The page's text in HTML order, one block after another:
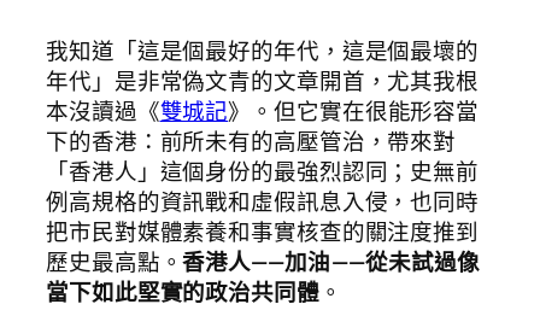
我知道「這是個最好的年代，這是個最壞的
年代」是非常偽文青的文章開首，尤其我根
本沒讀過《雙城記》。但它實在很能形容當
下的香港：前所未有的高壓管治，帶來對
「香港人」這個身份的最強烈認同；史無前
例高規格的資訊戰和虛假訊息入侵，也同時
把市民對媒體素養和事實核查的關注度推到
歷史最高點。香港人——加油 —— 從未試過像
當下如此堅實的政治共同體。